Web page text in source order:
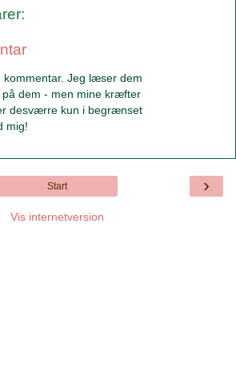
Jeg læser dem
dem - men mine kræfter
desværre kun i begrænset
mig!
›
Start
Vis internetversion